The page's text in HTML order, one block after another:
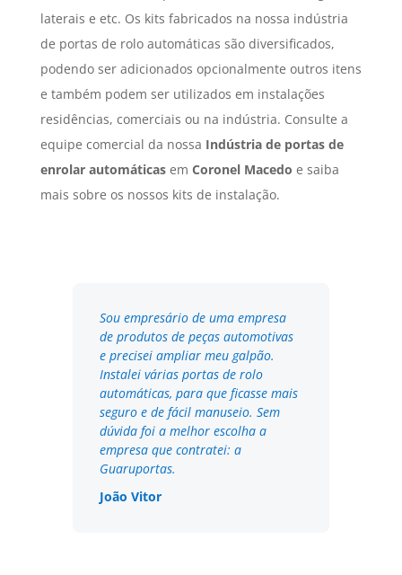
laterais e etc. Os kits fabricados na nossa indústria
de portas de rolo automáticas são diversificados,
podendo ser adicionados opcionalmente outros itens
e também podem ser utilizados em instalações
residências, comerciais ou na indústria. Consulte a
equipe comercial da nossa Indústria de portas de
enrolar automáticasem Coronel Macedo e saiba
mais sobre os nossos kits de instalação.
Sou empresário de uma empresa
de produtos de peças automotivas
e precisei ampliar meu galpão.
Instalei várias portas de rolo
automáticas, para que ficasse mais
seguro e de fácil manuseio. Sem
dúvida foi a melhor escolha a
empresa que contratei: a
Guaruportas.
João Vitor